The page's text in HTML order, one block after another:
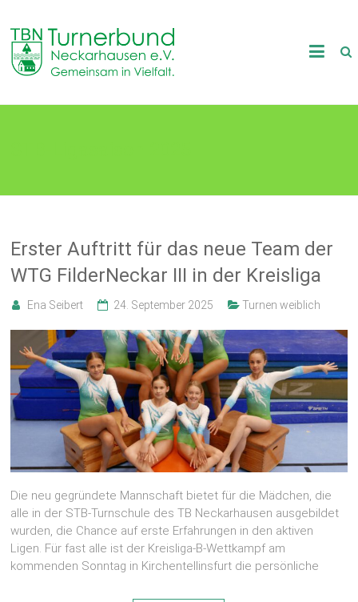
content
TB
Neckarhausen
in
Erster Auftritt für das neue Team der
WTG FilderNeckar III in der Kreisliga
Ena Seibert 24. September 2025 Turnen weiblich
Die neu gegründete Mannschaft bietet für die Mädchen, die
alle in der STB-Turnschule des TB Neckarhausen ausgebildet
wurden, die Chance auf erste Erfahrungen in den aktiven
Ligen. Für fast alle ist der Kreisliga-B-Wettkampf am
kommenden Sonntag in Kirchentellinsfurt die persönliche